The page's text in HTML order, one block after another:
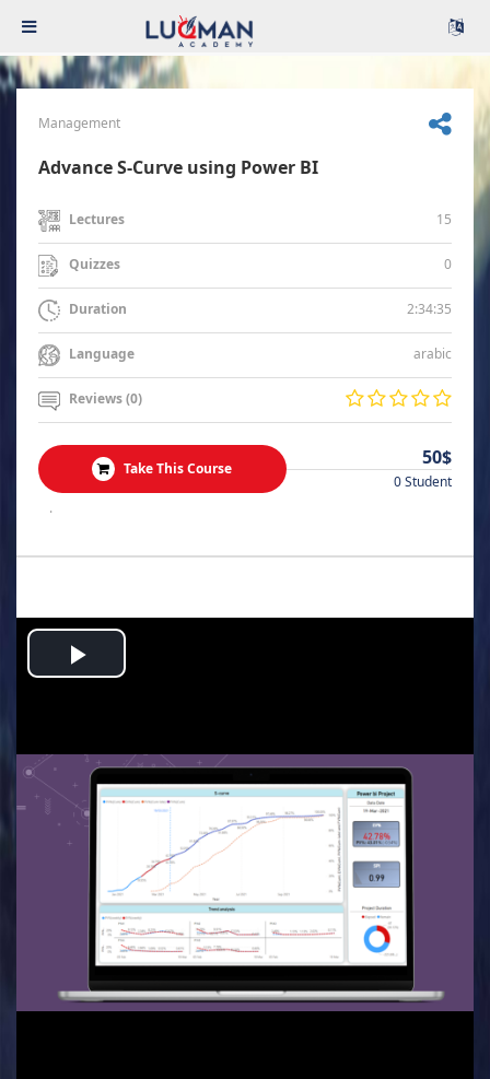
Management
Advance S-Curve using Power BI
Lectures 15
Quizzes 0
Duration 2:34:35
Language arabic
Reviews (0)
Take This Course 50$
0 Student
.
Play